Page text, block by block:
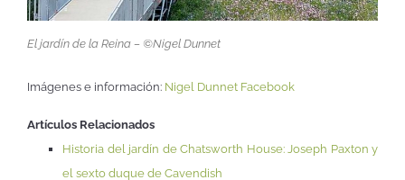
El jardín de la Reina – ©Nigel Dunnet
Imágenes e información: Nigel Dunnet Facebook
Artículos Relacionados
Historia del jardín de Chatsworth House: Joseph Paxton y
el sexto duque de Cavendish